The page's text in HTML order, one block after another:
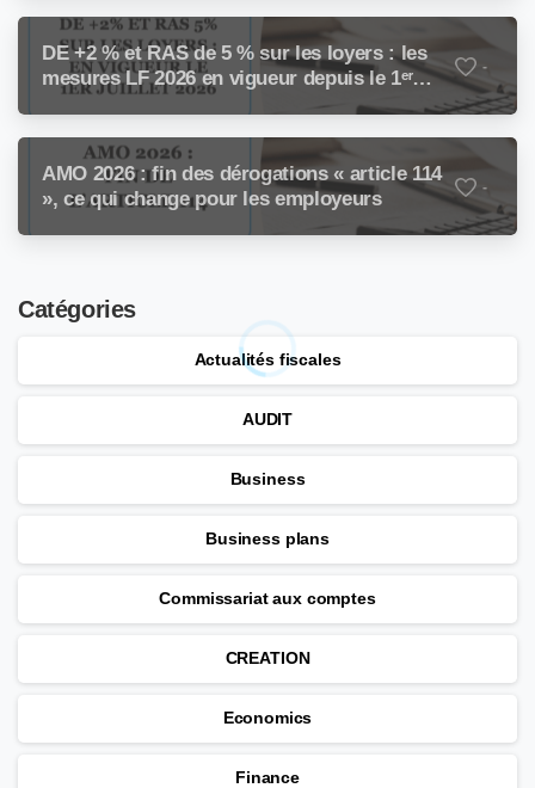
DE +2 % et RAS de 5 % sur les loyers : les
mesures LF 2026 en vigueur depuis le 1ᵉʳ
-
AMO 2026 : fin des dérogations « article 114
», ce qui change pour les employeurs
-
Catégories
Actualités fiscales
AUDIT
Business
Business plans
Commissariat aux comptes
CREATION
Economics
Finance